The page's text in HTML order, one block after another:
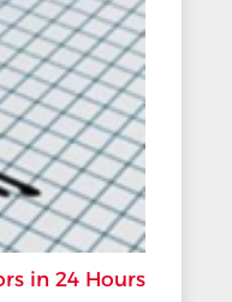
in 24 Hours